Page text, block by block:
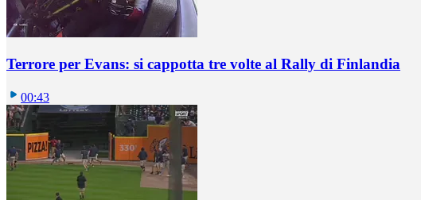
Terrore per Evans: si cappotta tre volte al Rally di Finlandia
00:43